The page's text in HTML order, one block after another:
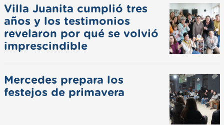
Villa Juanita cumplió tres
años y los testimonios
revelaron por qué se volvió
imprescindible
Mercedes prepara los
festejos de primavera